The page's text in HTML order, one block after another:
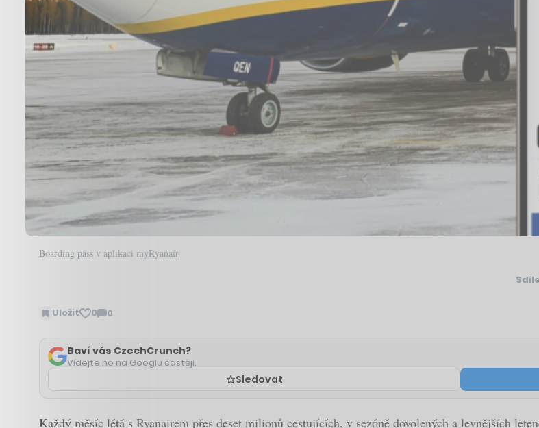
Boarding pass v aplikaci myRyanair
Uložit 0 0
Zobrazit
Baví vás CzechCrunch?
Vídejte ho na Googlu častěji.
Sledovat
Každý měsíc létá s Ryanairem přes deset milionů cestujících, v sezóně dovolených a levnějších